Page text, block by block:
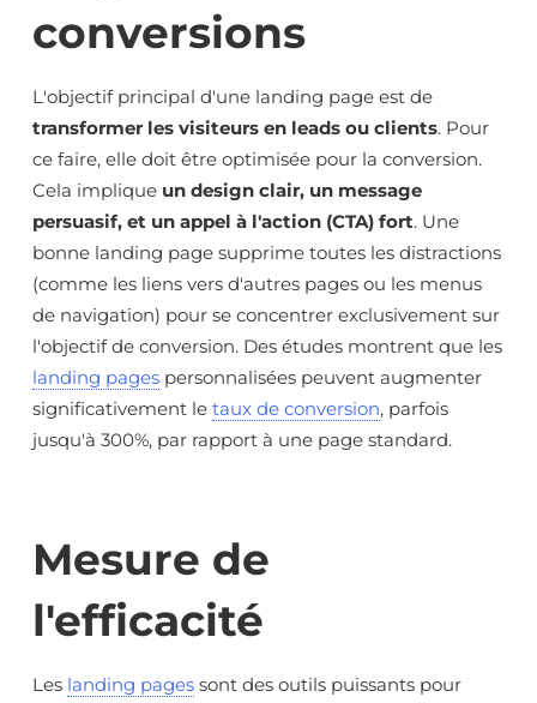
conversions
L'objectif principal d'une landing page est de
transformer les visiteurs en leads ou clients. Pour
ce faire, elle doit être optimisée pour la conversion.
Cela implique un design clair, un message
persuasif, et un appel à l'action (CTA) fort. Une
bonne landing page supprime toutes les distractions
(comme les liens vers d'autres pages ou les menus
de navigation) pour se concentrer exclusivement sur
l'objectif de conversion. Des études montrent que les
landing pages personnalisées peuvent augmenter
significativement le taux de conversion, parfois
jusqu'à 300%, par rapport à une page standard.
Mesure de
l'efficacité
Les landing pages sont des outils puissants pour